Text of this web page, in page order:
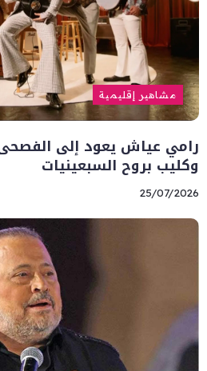
مشاهير إقليمية
رامي عياش يعود إلى
وكليب بروح السبعينيات
25/07/2026